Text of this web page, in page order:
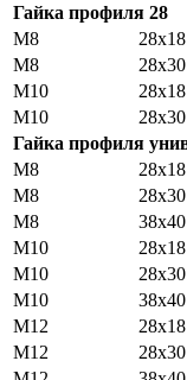
Гайка профиля 28
М8
28х18
М8
28х30
М10
28х18
М10
28х30
Гайка профиля
M8
28х18
M8
28х30
M8
38х40
M10
28х18
M10
28х30
M10
38х40
M12
28х18
M12
28х30